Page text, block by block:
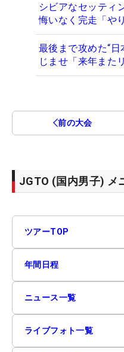
シビアなセッティ
悔いなく完走「や
最後まで攻めた“
じませ「来年また
前の大会
JGTO (国内男子) メ
ツアーTOP
年間日程
ニュース一覧
ライブフォト一覧